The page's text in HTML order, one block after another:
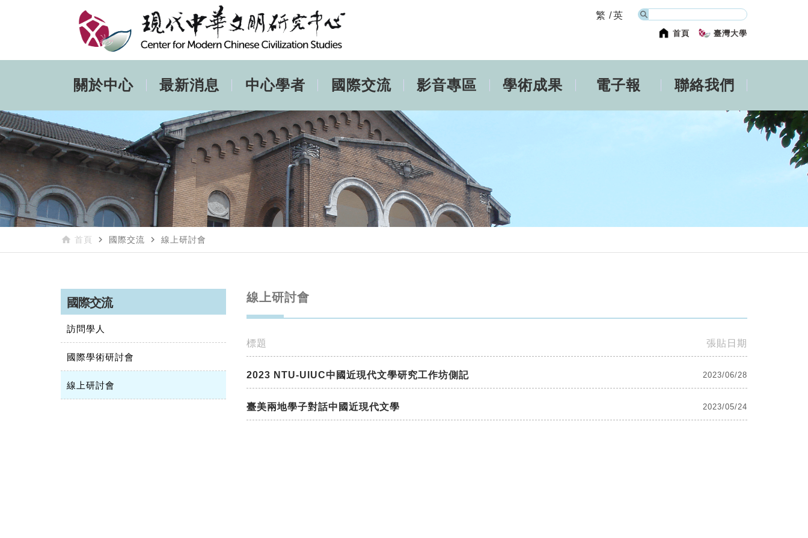
首頁 臺灣大學
繁 英
關於中心 最新消息 中心學者 國際交流 影音專區 學術成果 電子報 聯絡我們
home 首頁 navigate_next 國際交流 navigate_next 線上研討會
國際交流
訪問學人
國際學術研討會
線上研討會
線上研討會
標題 張貼日期
2023 NTU-UIUC中國近現代文學研究工作坊側記 2023/06/28
臺美兩地學子對話中國近現代文學 2023/05/24